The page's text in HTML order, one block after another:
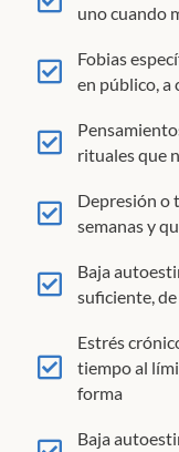
uno cuando
Fobias
en público, a
rituales que
Depresión o
semanas y
Baja
suficiente,
Estrés
tiempo al
forma
Baja